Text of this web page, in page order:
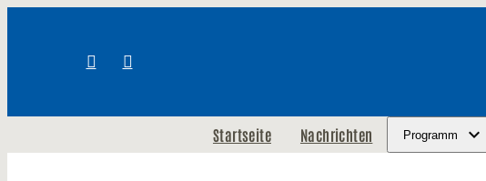
Startseite Nachrichten Programm